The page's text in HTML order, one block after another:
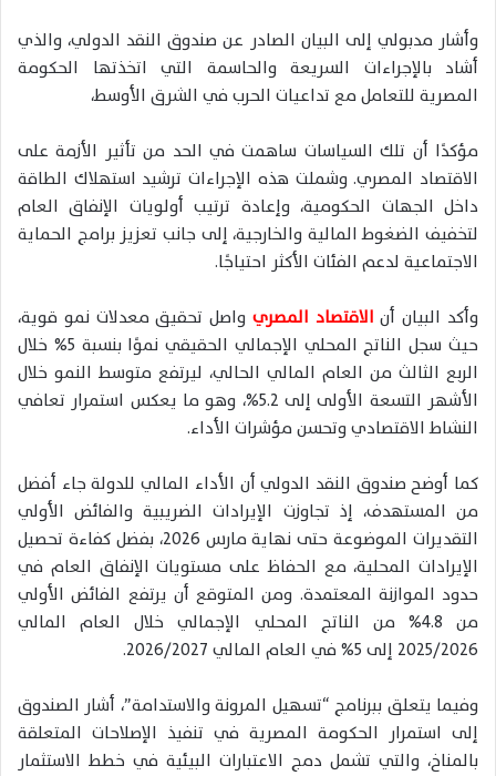
وأشار مدبولي إلى البيان الصادر عن صندوق النقد الدولي، والذي
أشاد بالإجراءات السريعة والحاسمة التي اتخذتها الحكومة
المصرية للتعامل مع تداعيات الحرب في الشرق الأوسط،
مؤكدًا أن تلك السياسات ساهمت في الحد من تأثير الأزمة على
الاقتصاد المصري. وشملت هذه الإجراءات ترشيد استهلاك الطاقة
داخل الجهات الحكومية، وإعادة ترتيب أولويات الإنفاق العام
لتخفيف الضغوط المالية والخارجية، إلى جانب تعزيز برامج الحماية
الاجتماعية لدعم الفئات الأكثر احتياجًا.
وأكد البيان أن الاقتصاد المصري واصل تحقيق معدلات نمو قوية،
حيث سجل الناتج المحلي الإجمالي الحقيقي نموًا بنسبة 5% خلال
الربع الثالث من العام المالي الحالي، ليرتفع متوسط النمو خلال
الأشهر التسعة الأولى إلى 5.2%، وهو ما يعكس استمرار تعافي
النشاط الاقتصادي وتحسن مؤشرات الأداء.
كما أوضح صندوق النقد الدولي أن الأداء المالي للدولة جاء أفضل
من المستهدف، إذ تجاوزت الإيرادات الضريبية والفائض الأولي
التقديرات الموضوعة حتى نهاية مارس 2026، بفضل كفاءة تحصيل
الإيرادات المحلية، مع الحفاظ على مستويات الإنفاق العام في
حدود الموازنة المعتمدة. ومن المتوقع أن يرتفع الفائض الأولي
من 4.8% من الناتج المحلي الإجمالي خلال العام المالي
2025/2026 إلى 5% في العام المالي 2026/2027.
وفيما يتعلق ببرنامج “تسهيل المرونة والاستدامة”، أشار الصندوق
إلى استمرار الحكومة المصرية في تنفيذ الإصلاحات المتعلقة
بالمناخ، والتي تشمل دمج الاعتبارات البيئية في خطط الاستثمار